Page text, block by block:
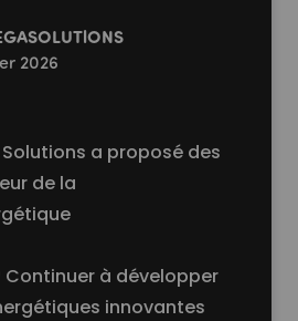
2026
Solutions a proposé des
de la
Continuer à développer
innovantes